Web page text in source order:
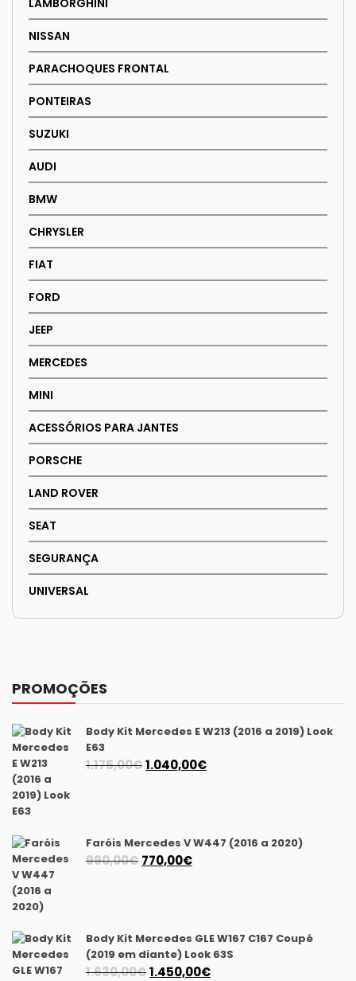
the
page
NISSAN
PARACHOQUES FRONTAL
PONTEIRAS
SUZUKI
AUDI
BMW
CHRYSLER
FIAT
FORD
JEEP
MERCEDES
MINI
ACESSÓRIOS PARA JANTES
PORSCHE
LAND ROVER
SEAT
SEGURANÇA
UNIVERSAL
PROMOÇÕES
Body Kit Mercedes E W213 (2016 a 2019) Look
E63
1.175,00€O
1.175,00€.
1.040,00€O
1.040,00€.
Faróis Mercedes V W447 (2016 a 2020)
990,00€ O
990,00€.
770,00€O
770,00€.
Body Kit Mercedes GLE W167 C167 Coupé
(2019 em diante) Look 63S
1.630,00€O
1.450,00€O